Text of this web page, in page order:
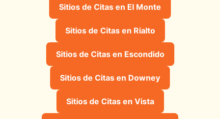
Sitios de Citas en El Monte
Sitios de Citas en Rialto
Sitios de Citas en Escondido
Sitios de Citas en Downey
Sitios de Citas en Vista